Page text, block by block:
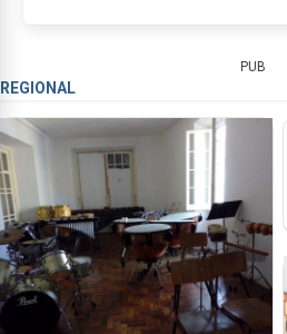
PUB
REGIONAL